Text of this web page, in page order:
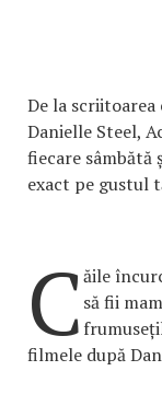
De la scriitoarea
Danielle Steel,
fiecare sâmbătă
exact pe gustul
Căile
să fii
filmele după